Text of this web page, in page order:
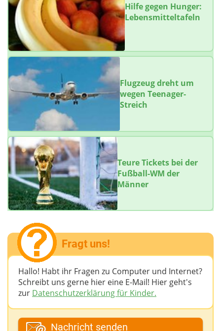
Hilfe gegen Hunger:
Lebensmitteltafeln
Flugzeug dreht um
wegen Teenager-
Streich
Teure Tickets bei der
Fußball-WM der
Männer
Fragt uns!
Hallo! Habt ihr Fragen zu Computer und Internet?
Schreibt uns gerne hier eine E-Mail! Hier geht's
zur Datenschutzerklärung für Kinder.
Dein Fantasiename
Nachricht senden